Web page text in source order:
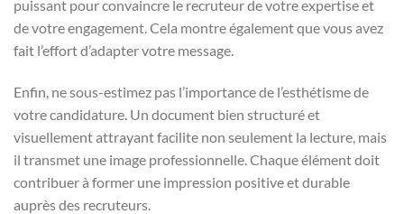
puissant pour convaincre le recruteur de votre expertise et
de votre engagement. Cela montre également que vous avez
fait l’effort d’adapter votre message.
Enfin, ne sous-estimez pas l’importance de l’esthétisme de
votre candidature. Un document bien structuré et
visuellement attrayant facilite non seulement la lecture, mais
il transmet une image professionnelle. Chaque élément doit
contribuer à former une impression positive et durable
auprès des recruteurs.